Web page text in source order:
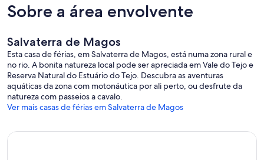
Sobre a área envolvente
Salvaterra de Magos
Esta casa de férias, em Salvaterra de Magos, está numa zona rural e
no rio. A bonita natureza local pode ser apreciada em Vale do Tejo e
Reserva Natural do Estuário do Tejo. Descubra as aventuras
aquáticas da zona com motonáutica por ali perto, ou desfrute da
natureza com passeios a cavalo.
Ver mais casas de férias em Salvaterra de Magos